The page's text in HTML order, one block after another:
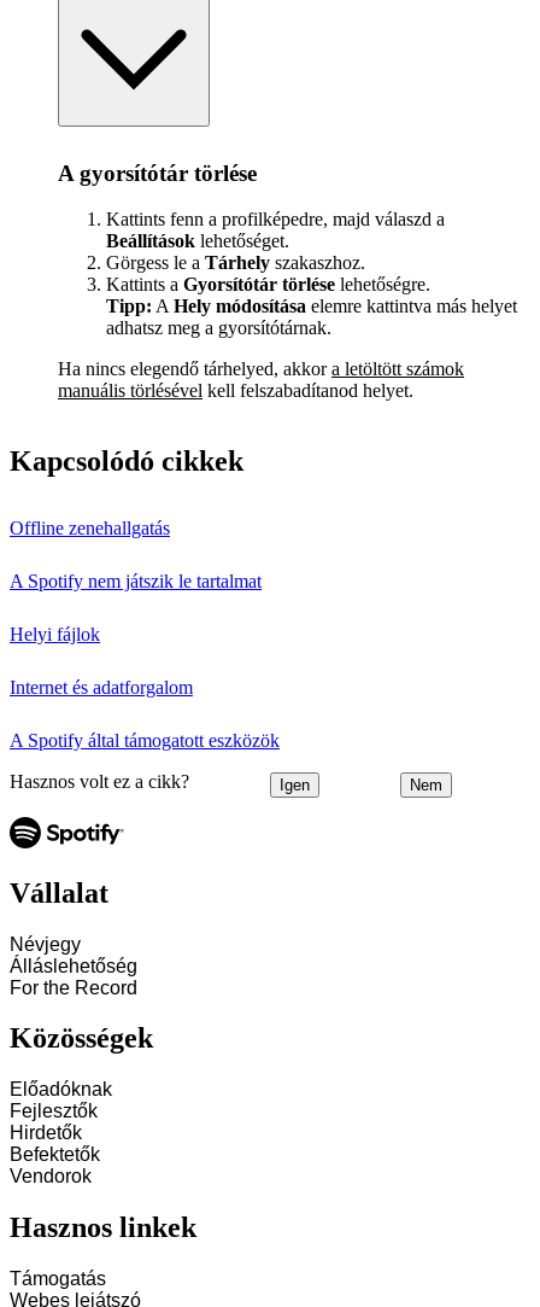
A gyorsítótár törlése
Kattints fenn a profilképedre, majd válaszd a
Beállítások lehetőséget.
Görgess le a Tárhely szakaszhoz.
Kattints a Gyorsítótár törlése lehetőségre.
Tipp: A Hely módosítása elemre kattintva más helyet
adhatsz meg a gyorsítótárnak.
Ha nincs elegendő tárhelyed, akkora letöltött számok
manuális törlésével kell felszabadítanod helyet.
Kapcsolódó cikkek
Offline zenehallgatás
A Spotify nem játszik le tartalmat
Helyi fájlok
Internet és adatforgalom
A Spotify által támogatott eszközök
Hasznos volt ez a cikk? Igen Nem
Vállalat
Névjegy
Álláslehetőség
For the Record
Közösségek
Előadóknak
Fejlesztők
Hirdetők
Befektetők
Vendorok
Hasznos linkek
Támogatás
Webes lejátszó